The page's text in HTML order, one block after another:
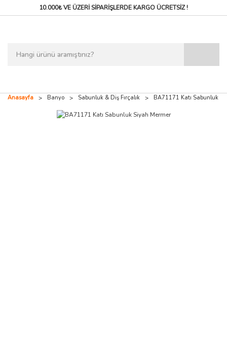
10.000₺ VE ÜZERİ SİPARİŞLERDEKARGO ÜCRETSİZ !
Anasayfa Banyo Sabunluk & Diş Fırçalık BA71171 Katı Sabunluk